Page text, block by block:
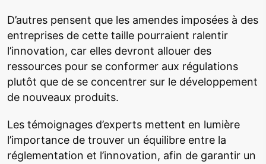
D’autres pensent que les amendes imposées à des
entreprises de cette taille pourraient ralentir
l’innovation, car elles devront allouer des
ressources pour se conformer aux régulations
plutôt que de se concentrer sur le développement
de nouveaux produits.
Les témoignages d’experts mettent en lumière
l’importance de trouver un équilibre entre la
réglementation et l’innovation, afin de garantir un